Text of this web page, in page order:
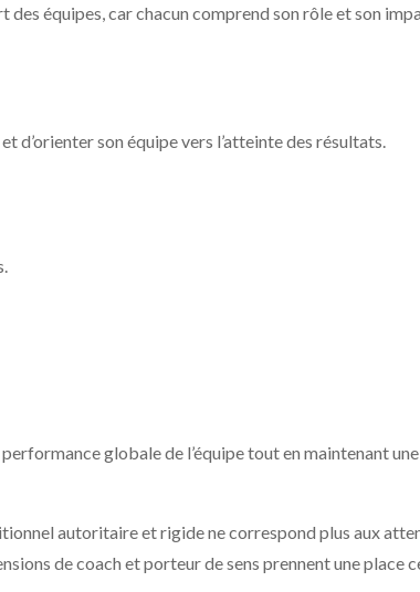
équipes, car chacun comprend son rôle et son
d’orienter son équipe vers l’atteinte des résultats.
globale de l’équipe tout en maintenant
autoritaire et rigide ne correspond plus aux
de coach et porteur de sens prennent une place